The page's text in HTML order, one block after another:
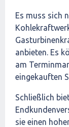
Es muss sich
anbieten. Es
am
eingekauften
Schließlich
sie einen